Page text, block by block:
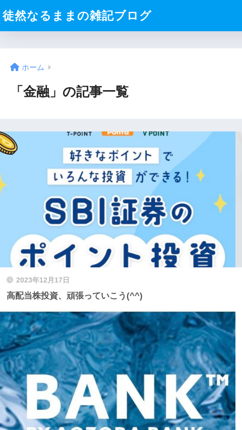
徒然なるままの雑記ブログ
ホーム
「金融」の記事一覧
2023年12月17日
高配当株投資、頑張っていこう(^^)